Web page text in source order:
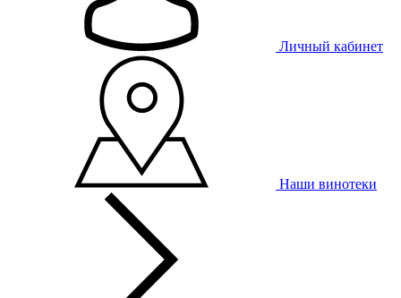
Личный кабинет
Наши винотеки